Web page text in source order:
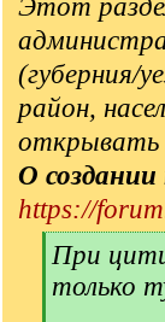
Этот
(губерния/
район,
открывать
О
https://
[
q
]
При
только